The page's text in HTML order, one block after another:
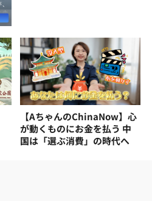
【AちゃんのChinaNow】心
が動くものにお金を払う 中
国は「選ぶ消費」の時代へ